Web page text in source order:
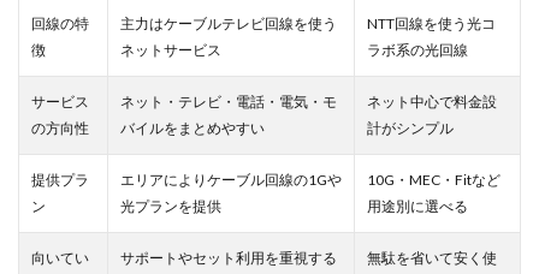
回線の特
徴
主力はケーブルテレビ回線を使う
ネットサービス
NTT回線を使う光コ
ラボ系の光回線
サービス
の方向性
ネット・テレビ・電話・電気・モ
バイルをまとめやすい
ネット中心で料金設
計がシンプル
提供プラ
ン
エリアによりケーブル回線の1Gや
光プランを提供
10G・MEC・Fitなど
用途別に選べる
向いてい
サポートやセット利用を重視する
無駄を省いて安く使